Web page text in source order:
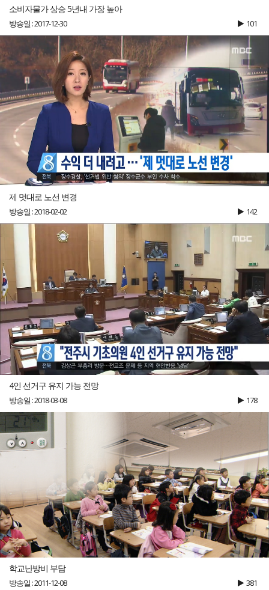
소비자물가 상승 5년내 가장 높아
방송일 : 2017-12-30 101
제 멋대로 노선 변경
방송일 : 2018-02-02 142
4인 선거구 유지 가능 전망
방송일 : 2018-03-08 178
학교난방비 부담
방송일 : 2011-12-08 381